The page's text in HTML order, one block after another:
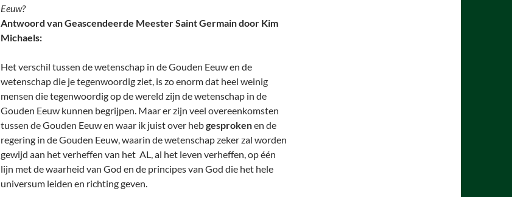
Eeuw?
Antwoord van Geascendeerde Meester Saint Germain door Kim
Michaels:
Het verschil tussen de wetenschap in de Gouden Eeuw en de
wetenschap die je tegenwoordig ziet, is zo enorm dat heel weinig
mensen die tegenwoordig op de wereld zijn de wetenschap in de
Gouden Eeuw kunnen begrijpen. Maar er zijn veel overeenkomsten
tussen de Gouden Eeuw en waar ik juist over hebgesprokenen de
regering in de Gouden Eeuw, waarin de wetenschap zeker zal worden
gewijd aan het verheffen van het AL, al het leven verheffen, op één
lijn met de waarheid van God en de principes van God die het hele
universum leiden en richting geven.